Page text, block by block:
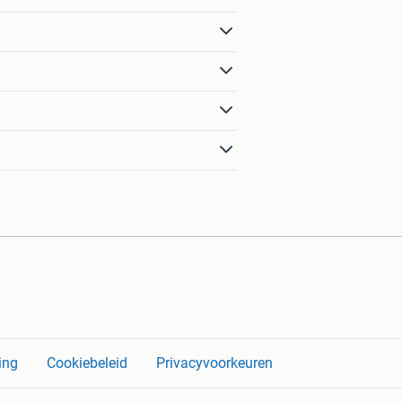
Cookiebeleid Privacyvoorkeuren